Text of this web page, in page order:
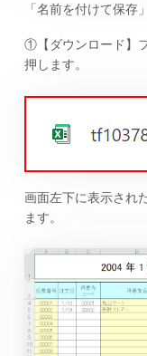
「名前を付けて保存
①【ダウンロード】
押します。
画面左下に表示され
ます。